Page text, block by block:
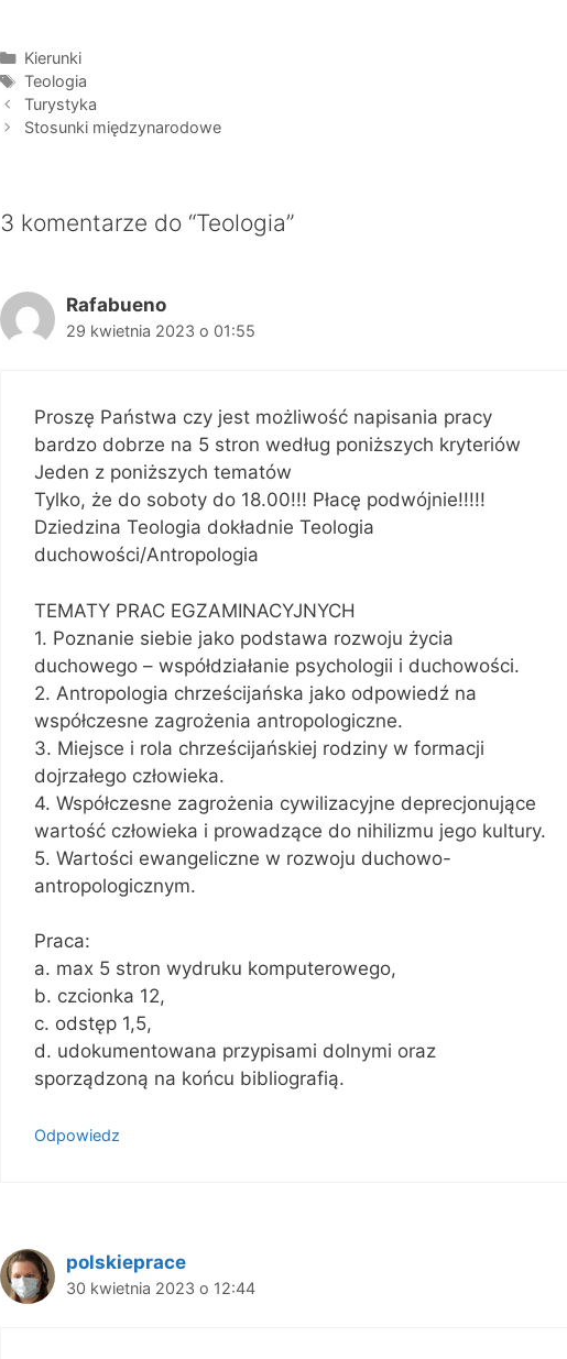
Kategorie
Kierunki
Tagi
Teologia
Turystyka
Stosunki międzynarodowe
3 komentarze do “Teologia”
Rafabueno
29 kwietnia 2023 o 01:55
Proszę Państwa czy jest możliwość napisania pracy
bardzo dobrze na 5 stron według poniższych kryteriów
Jeden z poniższych tematów
Tylko, że do soboty do 18.00!!! Płacę podwójnie!!!!!
Dziedzina Teologia dokładnie Teologia
duchowości/Antropologia
TEMATY PRAC EGZAMINACYJNYCH
1. Poznanie siebie jako podstawa rozwoju życia
duchowego – współdziałanie psychologii i duchowości.
2. Antropologia chrześcijańska jako odpowiedź na
współczesne zagrożenia antropologiczne.
3. Miejsce i rola chrześcijańskiej rodziny w formacji
dojrzałego człowieka.
4. Współczesne zagrożenia cywilizacyjne deprecjonujące
wartość człowieka i prowadzące do nihilizmu jego kultury.
5. Wartości ewangeliczne w rozwoju duchowo-
antropologicznym.
Praca:
a. max 5 stron wydruku komputerowego,
b. czcionka 12,
c. odstęp 1,5,
d. udokumentowana przypisami dolnymi oraz
sporządzoną na końcu bibliografią.
Odpowiedz
polskieprace
30 kwietnia 2023 o 12:44